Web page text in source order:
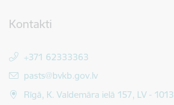
Kontakti
+371 62333363
E-pasts:
pasts@bvkb.gov.lv
Rīgā, K. Valdemāra ielā 157, LV - 1013